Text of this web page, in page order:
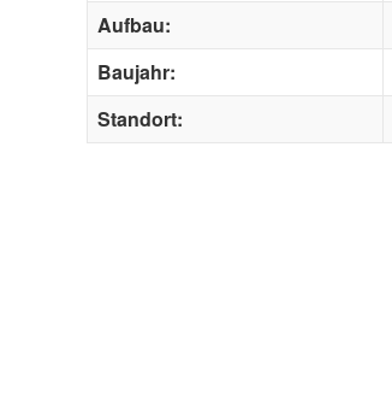
Aufbau:
Baujahr:
Standort: